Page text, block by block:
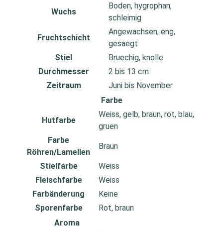
Wuchs
Boden, hygrophan,
schleimig
Fruchtschicht
Angewachsen, eng,
gesaegt
Stiel
Bruechig, knolle
Durchmesser
2 bis 13 cm
Zeitraum
Juni bis November
Farbe
Hutfarbe
Weiss, gelb, braun, rot, blau,
gruen
Farbe
Röhren/Lamellen
Braun
Stielfarbe
Weiss
Fleischfarbe
Weiss
Farbänderung
Keine
Sporenfarbe
Rot, braun
Aroma